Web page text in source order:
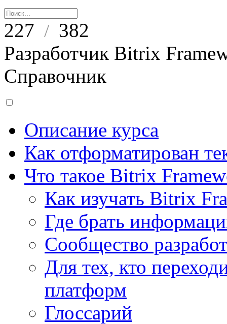
227 / 382
Разработчик Bitrix
Справочник
Описание курса
Как отформатирован
Что такое Bitrix
Как изучать Bitrix
Где брать
Сообщество
Для тех, кто
платформ
Глоссарий